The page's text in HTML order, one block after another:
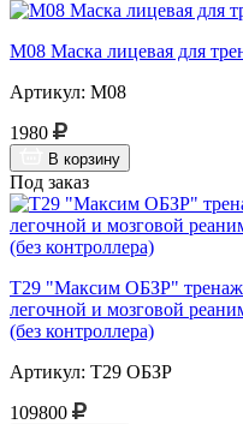
М08 Маска лицевая для
Артикул: М08
1980
В корзину
Под заказ
Т29 "Максим ОБЗР"
легочной и мозговой
(без контроллера)
Артикул: Т29 ОБЗР
109800